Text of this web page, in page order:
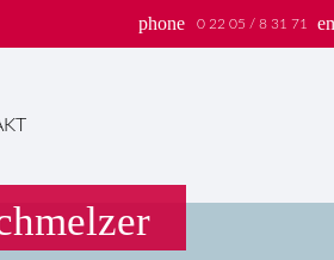
phone 0 22 05 / 8 31 71